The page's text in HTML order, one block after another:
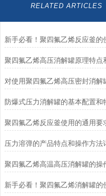
RELATED ARTICLES